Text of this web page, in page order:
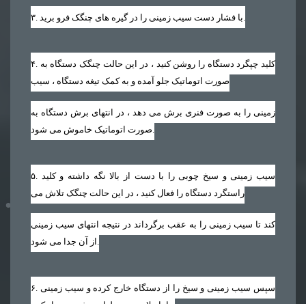
۳ . با فشار دست سیب زمینی را در گیره های چنگک فرو برید.
۴. کلید چپگرد دستگاه را روشن کنید ، در این حالت چنگک دستگاه به
صورت اتوماتیک جلو آمده و به کمک تیغه دستگاه ، سیب
زمینی را به صورت فنری برش می دهد ، در انتهای برش دستگاه به
صورت اتوماتیک خاموش می شود.
۵. سیب زمینی و سیخ چوبی را با دست از بالا نگه داشته و کلید
راستگرد دستگاه را فعال کنید ، در این حالت چنگک تلاش می
کند تا سیب زمینی را به عقب برگرداند در نتیجه انتهای سیب زمینی
از آن جدا می شود.
۶. سپس سیب زمینی و سیخ را از دستگاه خارج کرده و سیب زمینی